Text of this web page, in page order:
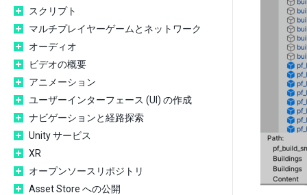
スクリプト
マルチプレイヤーゲームとネットワーク
オーディオ
ビデオの概要
アニメーション
ユーザーインターフェース (UI) の作成
ナビゲーションと経路探索
Unity サービス
XR
オープンソースリポジトリ
Asset Store への公開